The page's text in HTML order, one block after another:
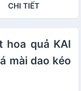
CHI TIẾT
hoa quả KAI
mài dao kéo